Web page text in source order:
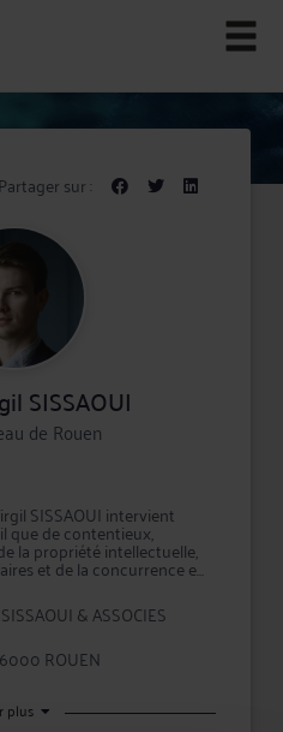
Partager sur :
SISSAOUI
de Rouen
SISSAOUI intervient
que de contentieux,
la propriété intellectuelle,
et de la concurrence et
communications.
ses champs de
vous conseille
en justice, que ce soit en
vos intérêts.
une importance toute
& ASSOCIES
ROUEN
plus